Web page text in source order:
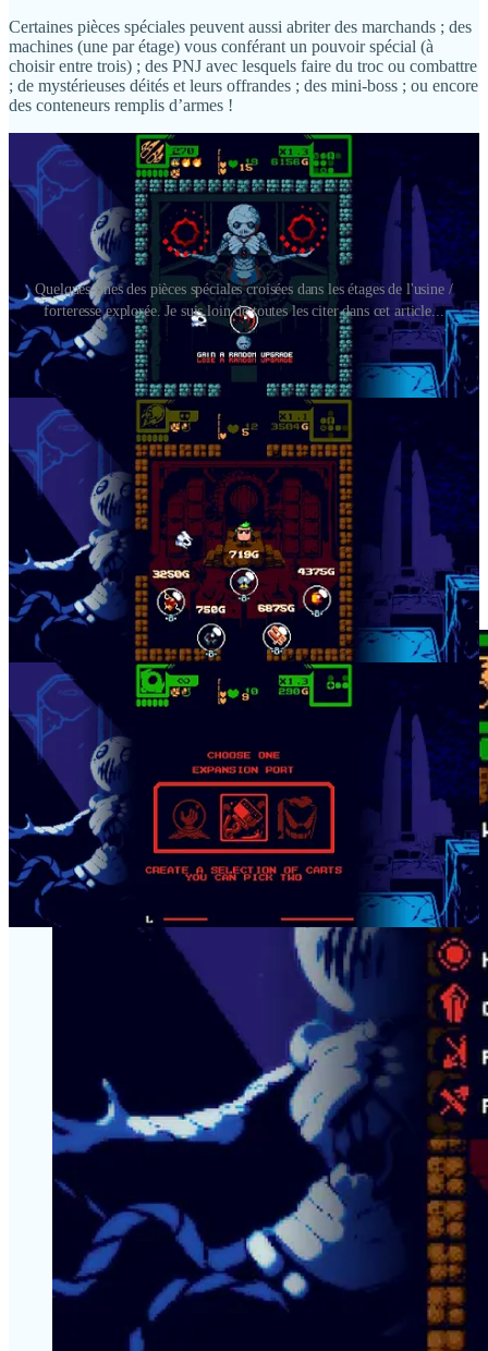
Certaines pièces spéciales peuvent aussi abriter des marchands ; des
machines (une par étage) vous conférant un pouvoir spécial (à
choisir entre trois) ; des PNJ avec lesquels faire du troc ou combattre
; de mystérieuses déités et leurs offrandes ; des mini-boss ; ou encore
des conteneurs remplis d’armes !
Quelques-unes des pièces spéciales croisées dans les étages de l'usine /
forteresse explorée. Je suis loin de toutes les citer dans cet article...
Les armes ! Parlons-en. Notre petit vaisseau possède une arme de
base, un “
peashooter ” (comme dansMega Man) aux munitions
illimitées. Mais des armes spéciales de différents types et raretés
peuvent être trouvées. Et celles-ci s’auto-détruisent une fois leurs
munitions limitées épuisées.
Laser,Railgun , Revolver,Fireball…on peut même débloquer une
épée ! Ces armes secondaires ultra puissantes doivent être achetées
dans le
Hubprincipal du jeu, pour être “débloquées” avant de
pouvoir apparaître de façon aléatoire dans nos parties. Mais toutes
les épées, par exemple, ne se ressemblent pas ! Ces armes peuvent
prendre différentes formes, voire être personnalisées à l’aide de mots
clés leur attribuant une faculté particulière, comme celui de geler les
ennemis touchés.